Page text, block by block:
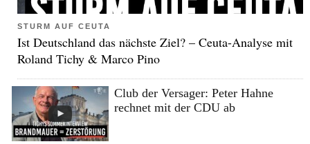
STURM AUF CEUTA
Ist Deutschland das nächste Ziel? – Ceuta-Analyse mit
Roland Tichy & Marco Pino
Club der Versager: Peter Hahne
rechnet mit der CDU ab